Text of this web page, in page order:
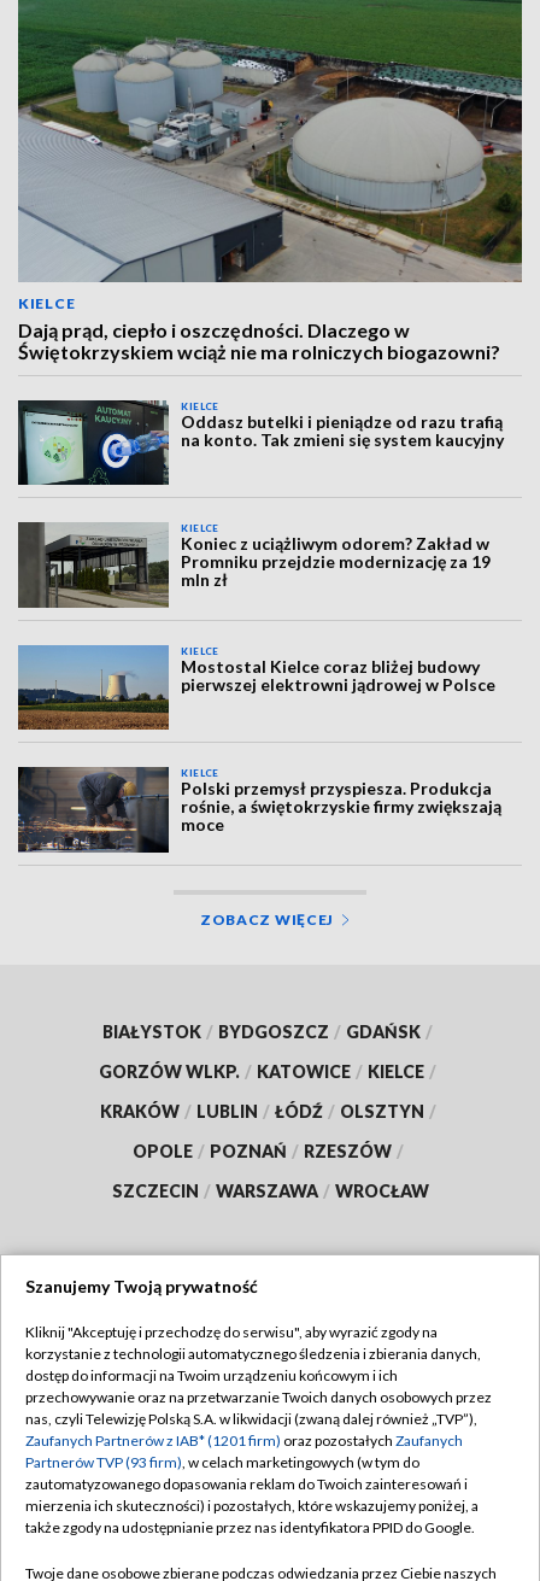
KIELCE
Dają prąd, ciepło i oszczędności. Dlaczego w
Świętokrzyskiem wciąż nie ma rolniczych biogazowni?
KIELCE
Oddasz butelki i pieniądze od razu trafią
na konto. Tak zmieni się system kaucyjny
KIELCE
Koniec z uciążliwym odorem? Zakład w
Promniku przejdzie modernizację za 19
mln zł
KIELCE
Mostostal Kielce coraz bliżej budowy
pierwszej elektrowni jądrowej w Polsce
KIELCE
Polski przemysł przyspiesza. Produkcja
rośnie, a świętokrzyskie firmy zwiększają
moce
ZOBACZ WIĘCEJ
BIAŁYSTOK / BYDGOSZCZ / GDAŃSK /
GORZÓW WLKP. / KATOWICE / KIELCE /
KRAKÓW / LUBLIN / ŁÓDŹ / OLSZTYN /
OPOLE / POZNAŃ / RZESZÓW /
SZCZECIN / WARSZAWA / WROCŁAW
TVP
Abonament TVP
Emisja w TVP
Centrum informacji TVP
Naziemna Telewizja Cyfrowa
Regulamin TVP
Polityka prywatności
Moje zgody
Pomoc
Szanujemy Twoją prywatność
Kliknij "Akceptuję i przechodzę do serwisu", aby wyrazić zgody na
korzystanie z technologii automatycznego śledzenia i zbierania danych,
dostęp do informacji na Twoim urządzeniu końcowym i ich
przechowywanie oraz na przetwarzanie Twoich danych osobowych przez
nas, czyli Telewizję Polską S.A. w likwidacji (zwaną dalej również „TVP”),
Zaufanych Partnerów z IAB* (1201 firm) oraz pozostałych Zaufanych
Partnerów TVP (93 firm), w celach marketingowych (w tym do
zautomatyzowanego dopasowania reklam do Twoich zainteresowań i
mierzenia ich skuteczności) i pozostałych, które wskazujemy poniżej, a
także zgody na udostępnianie przez nas identyfikatora PPID do Google.
Twoje dane osobowe zbierane podczas odwiedzania przez Ciebie naszych